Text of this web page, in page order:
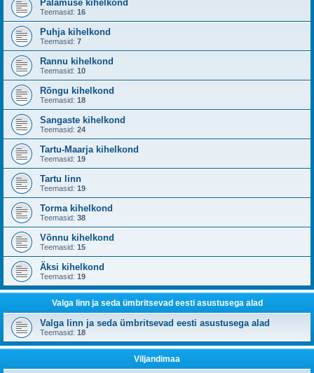
Palamuse kihelkond
Teemasid: 16
Puhja kihelkond
Teemasid: 7
Rannu kihelkond
Teemasid: 10
Rõngu kihelkond
Teemasid: 18
Sangaste kihelkond
Teemasid: 24
Tartu-Maarja kihelkond
Teemasid: 19
Tartu linn
Teemasid: 19
Torma kihelkond
Teemasid: 38
Võnnu kihelkond
Teemasid: 15
Äksi kihelkond
Teemasid: 19
Valga linn ja seda ümbritsevad eesti asustusega alad
Valga linn ja seda ümbritsevad eesti asustusega alad
Teemasid: 18
Viljandimaa